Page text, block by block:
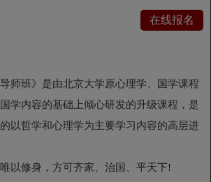
在线报名
师班》是由北京大学原心理学、国学课程
学内容的基础上倾心研发的升级课程，是
以哲学和心理学为主要学习内容的高层进
以修身，方可齐家、治国、平天下!